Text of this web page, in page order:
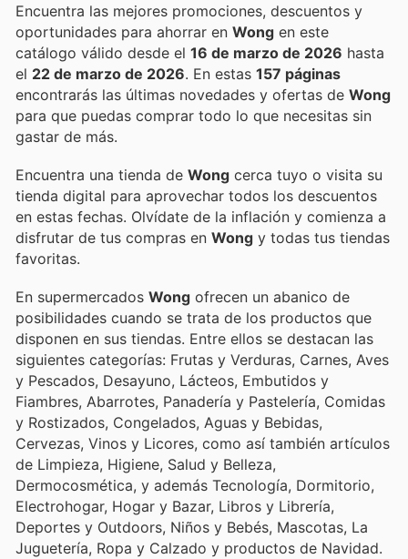
Encuentra las mejores promociones, descuentos y
oportunidades para ahorrar en Wong en este
catálogo válido desde el 16 de marzo de 2026 hasta
el 22 de marzo de 2026 . En estas 157 páginas
encontrarás las últimas novedades y ofertas de Wong
para que puedas comprar todo lo que necesitas sin
gastar de más.
Encuentra una tienda de Wong cerca tuyo o visita su
tienda digital para aprovechar todos los descuentos
en estas fechas. Olvídate de la inflación y comienza a
disfrutar de tus compras en Wong y todas tus tiendas
favoritas.
En supermercados Wong ofrecen un abanico de
posibilidades cuando se trata de los productos que
disponen en sus tiendas. Entre ellos se destacan las
siguientes categorías: Frutas y Verduras, Carnes, Aves
y Pescados, Desayuno, Lácteos, Embutidos y
Fiambres, Abarrotes, Panadería y Pastelería, Comidas
y Rostizados, Congelados, Aguas y Bebidas,
Cervezas, Vinos y Licores, como así también artículos
de Limpieza, Higiene, Salud y Belleza,
Dermocosmética, y además Tecnología, Dormitorio,
Electrohogar, Hogar y Bazar, Libros y Librería,
Deportes y Outdoors, Niños y Bebés, Mascotas, La
Juguetería, Ropa y Calzado y productos de Navidad.